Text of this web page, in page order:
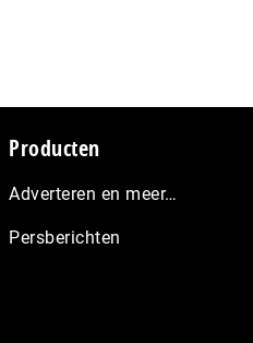
Producten
Adverteren en meer…
Persberichten